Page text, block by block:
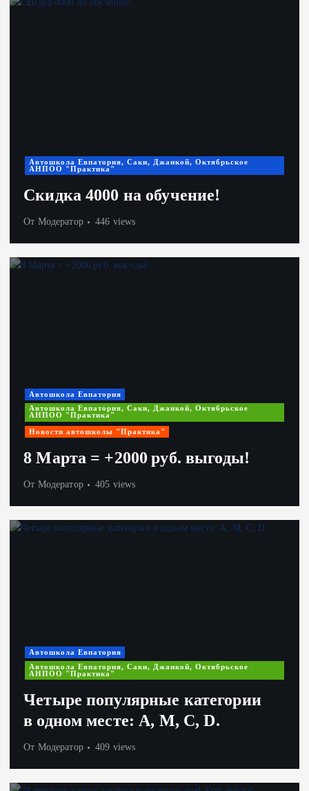
Автошкола Евпатория, Саки, Джанкой, Октябрьское
АНПОО "Практика"
Скидка 4000 на обучение!
От Модератор 446 views
Автошкола Евпатория
Автошкола Евпатория, Саки, Джанкой, Октябрьское
АНПОО "Практика"
Новости автошколы "Практика"
8 Марта = +2000 руб. выгоды!
От Модератор 405 views
Автошкола Евпатория
Автошкола Евпатория, Саки, Джанкой, Октябрьское
АНПОО "Практика"
Четыре популярные категории
в одном месте: А, М, С, D.
От Модератор 409 views